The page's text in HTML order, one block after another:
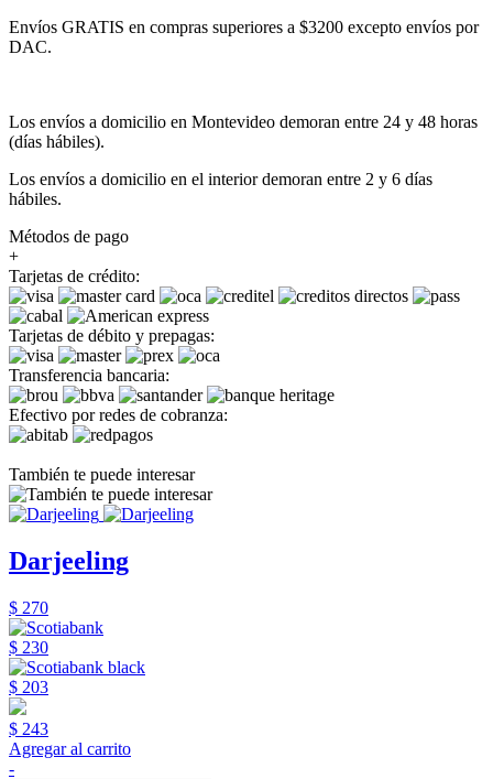
Envíos GRATIS en compras superiores a $3200 excepto envíos por
DAC.
Los envíos a domicilio en Montevideo demoran entre 24 y 48 horas
(días hábiles).
Los envíos a domicilio en el interior demoran entre 2 y 6 días
hábiles.
Métodos de pago
+
Tarjetas de crédito:
Tarjetas de débito y prepagas:
Transferencia bancaria:
Efectivo por redes de cobranza:
También te puede interesar
Darjeeling
$ 270
$ 230
$ 203
$ 243
Agregar al carrito
-